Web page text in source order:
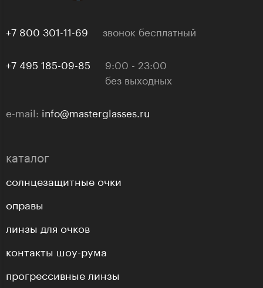
+7 800 301-11-69 звонок бесплатный
+7 495 185-09-85
9:00 - 23:00
без выходных
e-mail: info@masterglasses.ru
каталог
солнцезащитные очки
оправы
линзы для очков
контакты шоу-рума
прогрессивные линзы